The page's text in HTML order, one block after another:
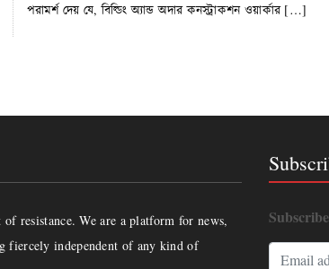
পরামর্শ দেয় যে, বিল্ডিং অ্যান্ড অদার কনস্ট্রাকশন ওয়ার্কার […]
resistance. We are a platform for news,
fiercely independent of any kind of
Subscribe